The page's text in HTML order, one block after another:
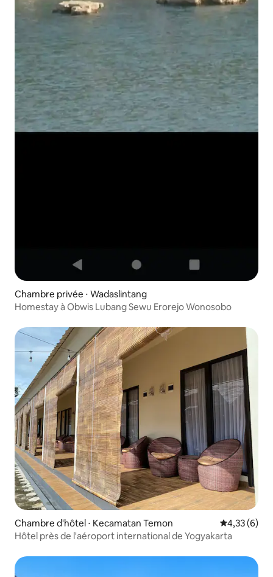
Chambre privée ⋅ Wadaslintang
Homestay à Obwis Lubang Sewu Erorejo Wonosobo
Chambre d'hôtel ⋅ Kecamatan Temon Évaluation
4,33 (6)
Hôtel près de l'aéroport international de Yogyakarta